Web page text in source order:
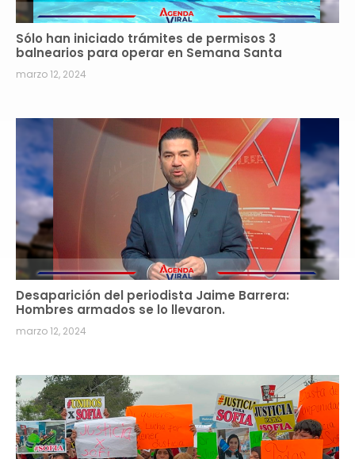
Sólo han iniciado trámites de permisos 3
balnearios para operar en Semana Santa
marzo 12, 2024
Desaparición del periodista Jaime Barrera:
Hombres armados se lo llevaron.
marzo 12, 2024